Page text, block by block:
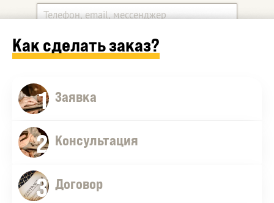
Какой автомобиль ищите?
Дополнительные комментарии
Как сделать заказ?
1 Заявка
2 Консультация
3 Договор